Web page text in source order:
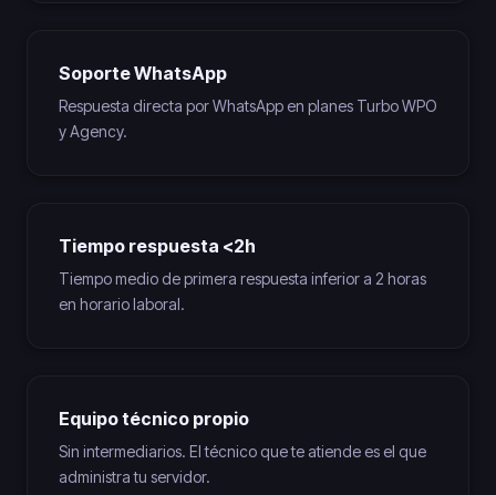
Soporte WhatsApp
Respuesta directa por WhatsApp en planes Turbo WPO
y Agency.
Tiempo respuesta <2h
Tiempo medio de primera respuesta inferior a 2 horas
en horario laboral.
Equipo técnico propio
Sin intermediarios. El técnico que te atiende es el que
administra tu servidor.